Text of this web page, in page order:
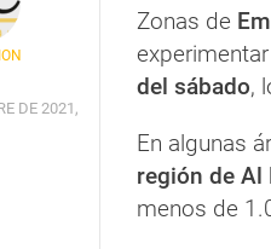
DE 2021,
Zonas de
experimentar
del sábado,
En algunas
región de Al
menos de